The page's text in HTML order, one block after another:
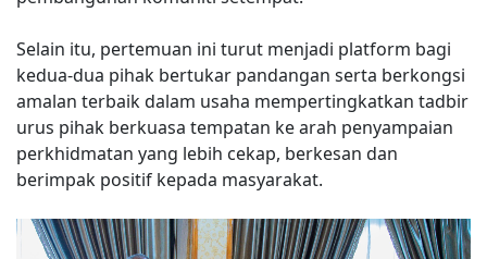
Selain itu, pertemuan ini turut menjadi platform bagi
kedua-dua pihak bertukar pandangan serta berkongsi
amalan terbaik dalam usaha mempertingkatkan tadbir
urus pihak berkuasa tempatan ke arah penyampaian
perkhidmatan yang lebih cekap, berkesan dan
berimpak positif kepada masyarakat.